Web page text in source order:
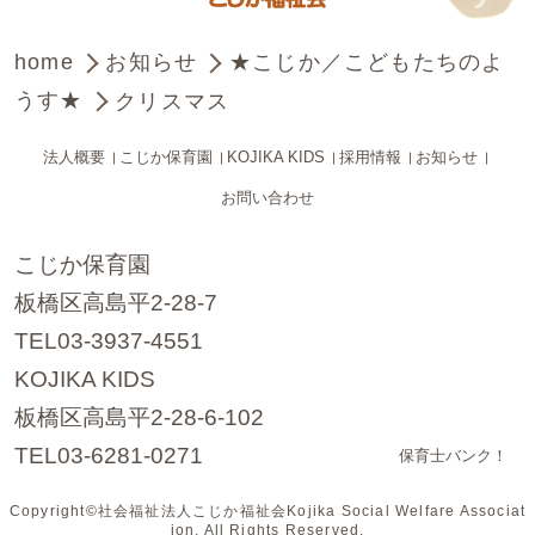
home お知らせ
★こじか／こどもたちのよ
うす★
クリスマス
法人概要 こじか保育園 KOJIKA KIDS 採用情報 お知らせ
お問い合わせ
こじか保育園
板橋区高島平2-28-7
TEL03-3937-4551
KOJIKA KIDS
板橋区高島平2-28-6-102
TEL03-6281-0271
保育士バンク！
Copyright©社会福祉法人こじか福祉会Kojika Social Welfare Associat
ion. All Rights Reserved.